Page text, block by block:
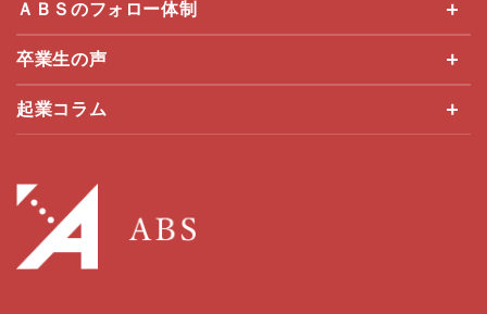
ＡＢＳのフォロー体制
卒業生の声
起業コラム